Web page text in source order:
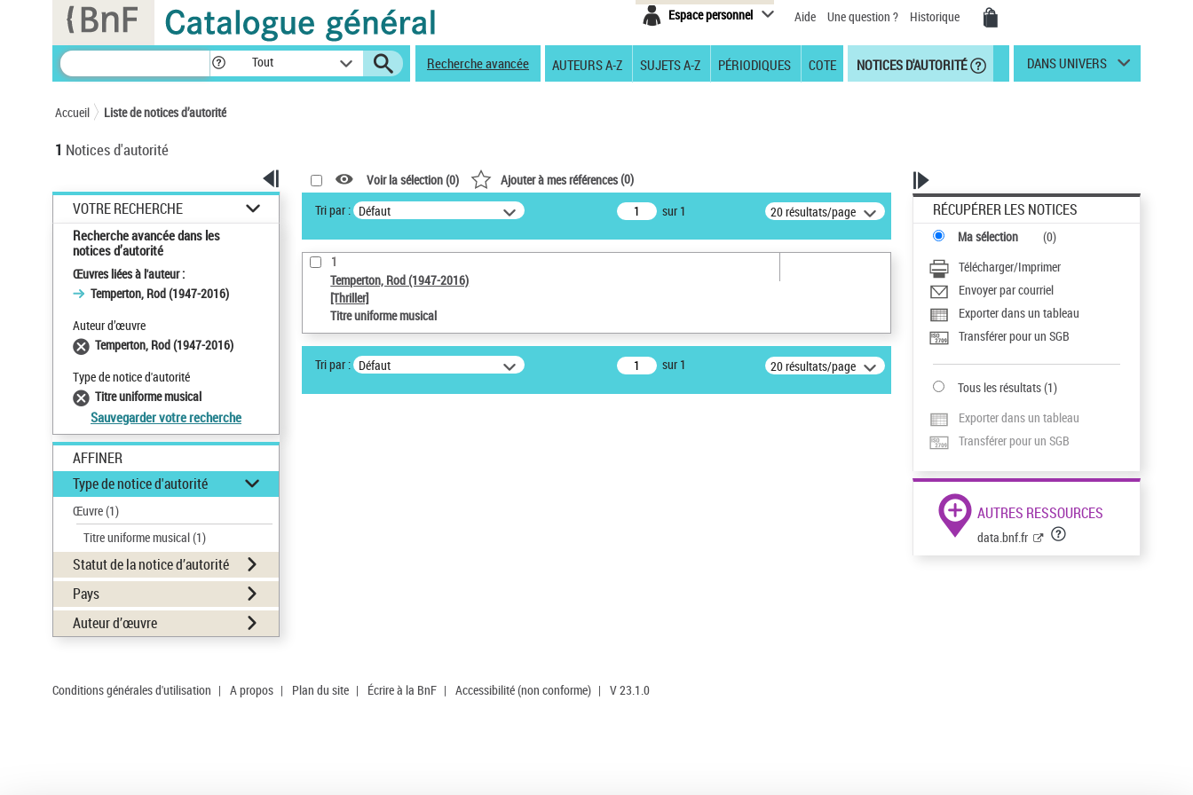
Espace personnel Aide Une question ? Historique
Tout Recherche avancée AUTEURS A-Z SUJETS A-Z PÉRIODIQUES COTE NOTICES D'AUTORITÉ DANS UNIVERS
Accueil Liste de notices d’autorité
1 Notices d'autorité
VOTRE RECHERCHE
Recherche avancée dans les
notices d’autorité
Œuvres liées à l'auteur :
Temperton, Rod (1947-2016)
Auteur d’œuvre
Temperton, Rod (1947-2016)
Type de notice d'autorité
Titre uniforme musical
Sauvegarder votre recherche
AFFINER
Type de notice d'autorité
Œuvre(1)
Titre uniforme musical(1)
Statut de la notice d’autorité
Pays
Auteur d’œuvre
Voir la sélection (0) Ajouter à mes références(0)
Tri par : Défaut sur 1 20 résultats/page
1
Temperton, Rod (1947-2016)
[Thriller]
Titre uniforme musical
Tri par : Défaut sur 1 20 résultats/page
RÉCUPÉRER LES NOTICES
Ma sélection (0)
Télécharger/Imprimer
Envoyer par courriel
Exporter dans un tableau
Transférer pour un SGB
Tous les résultats(1)
Exporter dans un tableau
Transférer pour un SGB
AUTRES RESSOURCES
data.bnf.fr
Conditions générales d'utilisation | A propos | Plan du site | Écrire à la BnF | Accessibilité (non conforme) | V 23.1.0
Panneau de gestion des cookies